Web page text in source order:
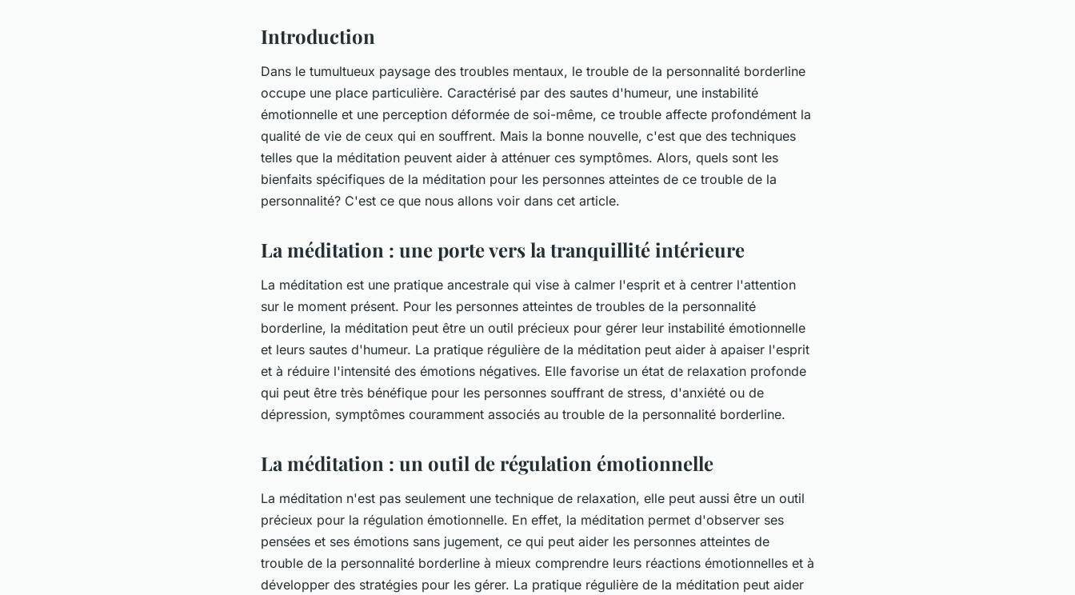
Introduction
Dans le tumultueux paysage des troubles mentaux, le trouble de la personnalité borderline
occupe une place particulière. Caractérisé par des sautes d'humeur, une instabilité
émotionnelle et une perception déformée de soi-même, ce trouble affecte profondément la
qualité de vie de ceux qui en souffrent. Mais la bonne nouvelle, c'est que des techniques
telles que la méditation peuvent aider à atténuer ces symptômes. Alors, quels sont les
bienfaits spécifiques de la méditation pour les personnes atteintes de ce trouble de la
personnalité? C'est ce que nous allons voir dans cet article.
La méditation : une porte vers la tranquillité intérieure
La méditation est une pratique ancestrale qui vise à calmer l'esprit et à centrer l'attention
sur le moment présent. Pour les personnes atteintes de troubles de la personnalité
borderline, la méditation peut être un outil précieux pour gérer leur instabilité émotionnelle
et leurs sautes d'humeur. La pratique régulière de la méditation peut aider à apaiser l'esprit
et à réduire l'intensité des émotions négatives. Elle favorise un état de relaxation profonde
qui peut être très bénéfique pour les personnes souffrant de stress, d'anxiété ou de
dépression, symptômes couramment associés au trouble de la personnalité borderline.
La méditation : un outil de régulation émotionnelle
La méditation n'est pas seulement une technique de relaxation, elle peut aussi être un outil
précieux pour la régulation émotionnelle. En effet, la méditation permet d'observer ses
pensées et ses émotions sans jugement, ce qui peut aider les personnes atteintes de
trouble de la personnalité borderline à mieux comprendre leurs réactions émotionnelles et à
développer des stratégies pour les gérer. La pratique régulière de la méditation peut aider